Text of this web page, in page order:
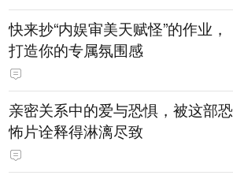
快来抄“内娱审美天赋怪”的作业，
打造你的专属氛围感
亲密关系中的爱与恐惧，被这部恐
怖片诠释得淋漓尽致